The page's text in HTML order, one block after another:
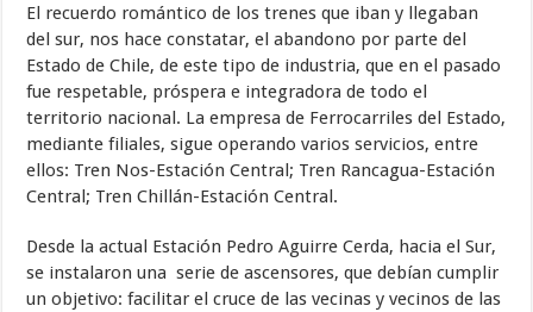
El recuerdo romántico de los trenes que iban y llegaban
del sur, nos hace constatar, el abandono por parte del
Estado de Chile, de este tipo de industria, que en el pasado
fue respetable, próspera e integradora de todo el
territorio nacional. La empresa de Ferrocarriles del Estado,
mediante filiales, sigue operando varios servicios, entre
ellos: Tren Nos-Estación Central; Tren Rancagua-Estación
Central; Tren Chillán-Estación Central.
Desde la actual Estación Pedro Aguirre Cerda, hacia el Sur,
se instalaron una serie de ascensores, que debían cumplir
un objetivo: facilitar el cruce de las vecinas y vecinos de las